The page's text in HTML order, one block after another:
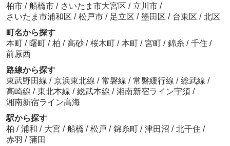
柏市 / 船橋市 / さいたま市大宮区 / 立川市 /
さいたま市浦和区 / 松戸市 / 足立区 / 墨田区 / 台東区 / 北区
町名から探す
本町 / 曙町 / 柏 / 高砂 / 桜木町 / 本町 / 宮町 / 錦糸 / 千住 /
前原西
路線から探す
東武野田線 / 京浜東北線 / 常磐線 / 常磐緩行線 / 総武線 /
高崎線 / 東北本線 / 総武本線 / 湘南新宿ライン宇須 /
湘南新宿ライン高海
駅から探す
柏 / 浦和 / 大宮 / 船橋 / 松戸 / 錦糸町 / 津田沼 / 北千住 /
赤羽 / 蒲田